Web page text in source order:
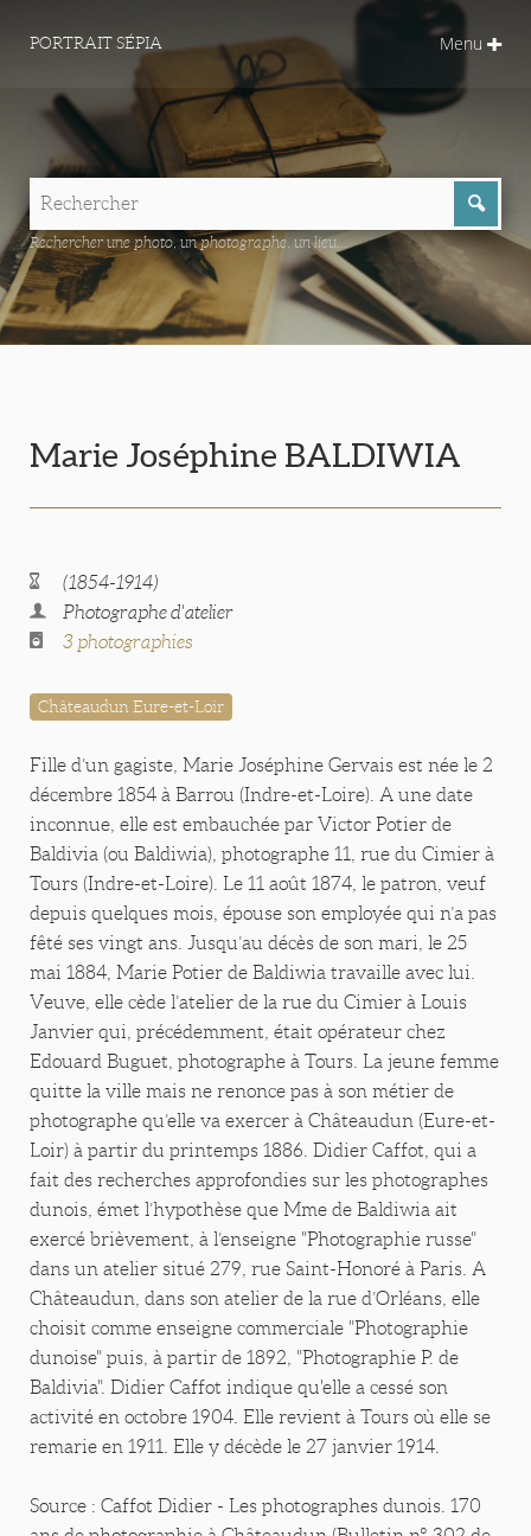
PORTRAIT SÉPIA Menu
Rechercher une photo, un photographe, un lieu...
Marie Joséphine BALDIWIA
(1854-1914)
Photographe d'atelier
3 photographies
Châteaudun Eure-et-Loir
Fille d’un gagiste, Marie Joséphine Gervais est née le 2
décembre 1854 à Barrou (Indre-et-Loire). A une date
inconnue, elle est embauchée par Victor Potier de
Baldivia (ou Baldiwia), photographe 11, rue du Cimier à
Tours (Indre-et-Loire). Le 11 août 1874, le patron, veuf
depuis quelques mois, épouse son employée qui n’a pas
fêté ses vingt ans. Jusqu’au décès de son mari, le 25
mai 1884, Marie Potier de Baldiwia travaille avec lui.
Veuve, elle cède l’atelier de la rue du Cimier à Louis
Janvier qui, précédemment, était opérateur chez
Edouard Buguet, photographe à Tours. La jeune femme
quitte la ville mais ne renonce pas à son métier de
photographe qu’elle va exercer à Châteaudun (Eure-et-
Loir) à partir du printemps 1886. Didier Caffot, qui a
fait des recherches approfondies sur les photographes
dunois, émet l’hypothèse que Mme de Baldiwia ait
exercé brièvement, à l’enseigne "Photographie russe"
dans un atelier situé 279, rue Saint-Honoré à Paris. A
Châteaudun, dans son atelier de la rue d’Orléans, elle
choisit comme enseigne commerciale "Photographie
dunoise" puis, à partir de 1892, "Photographie P. de
Baldivia". Didier Caffot indique qu'elle a cessé son
activité en octobre 1904. Elle revient à Tours où elle se
remarie en 1911. Elle y décède le 27 janvier 1914.
Source : Caffot Didier - Les photographes dunois. 170